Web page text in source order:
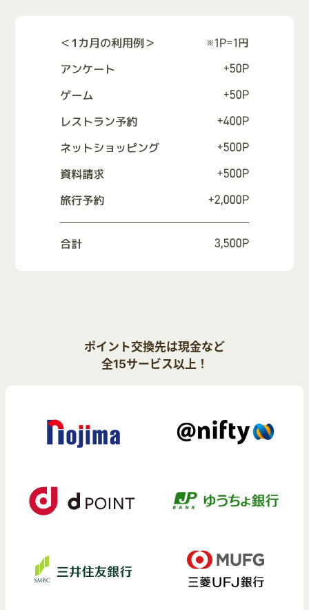
ポイント交換先は現金など
全15サービス以上！